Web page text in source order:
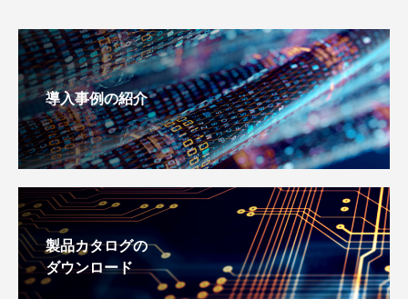
導入事例の紹介
製品カタログの
ダウンロード